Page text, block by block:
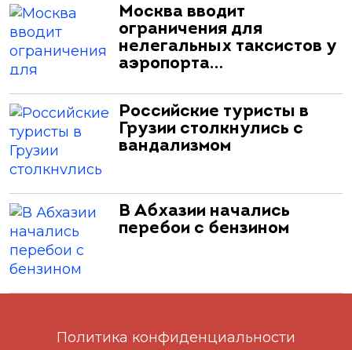
Москва вводит
ограничения для
нелегальных таксистов у
аэропорта…
Российские туристы в
Грузии столкнулись с
вандализмом
В Абхазии начались
перебои с бензином
Политика конфиденциальности